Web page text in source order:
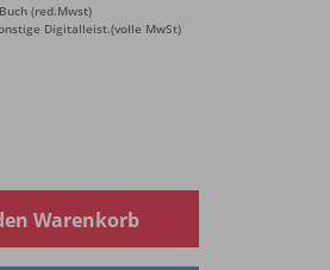
(red.Mwst)
Digitalleist.(volle MwSt)
Warenkorb